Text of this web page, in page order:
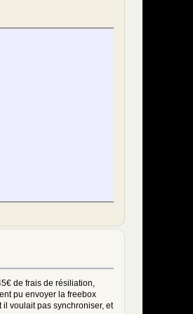
object>',
[^"#[]*?(?:&|&amp;|/
de frais de résiliation,
pu envoyer la freebox
voulait pas synchroniser, et